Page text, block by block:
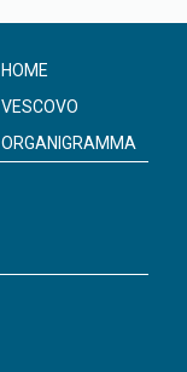
HOME
VESCOVO
ORGANIGRAMMA